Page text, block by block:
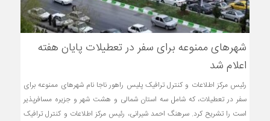
شهرهای ممنوعه برای سفر در تعطیلات پایان هفته
اعلام شد
رئیس مرکز اطلاعات و کنترل ترافیک پلیس راهور ناجا نام شهرهای ممنوعه برای
سفر در تعطیلات، که شامل سه استان شمالی و هشت شهر و جزیره مسافرپذیر
است را تشریح کرد. سرهنگ احمد شیرانی، رئیس مرکز اطلاعات و کنترل ترافیک